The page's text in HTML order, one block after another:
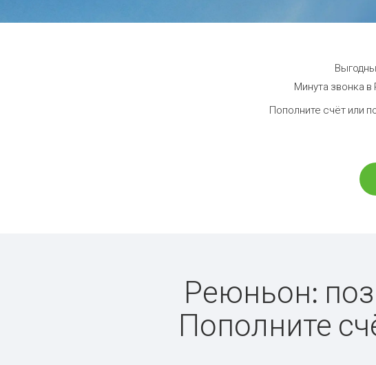
Минута звонка
Пополните счёт или
Реюньон:
Пополните